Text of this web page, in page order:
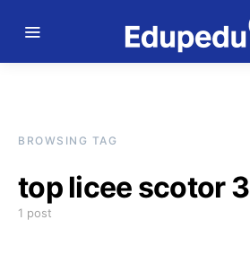
BROWSING TAG
top licee scotor 3
1 post